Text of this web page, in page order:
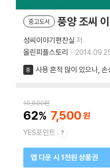
중고도서 풍양 조씨
성씨이야기편찬실 저
올린피플스토리
중 사용 흔적 많이 있으나, 손
19,800원
62 7,500
YES포인트
앱 다운 시 1천원 상품권